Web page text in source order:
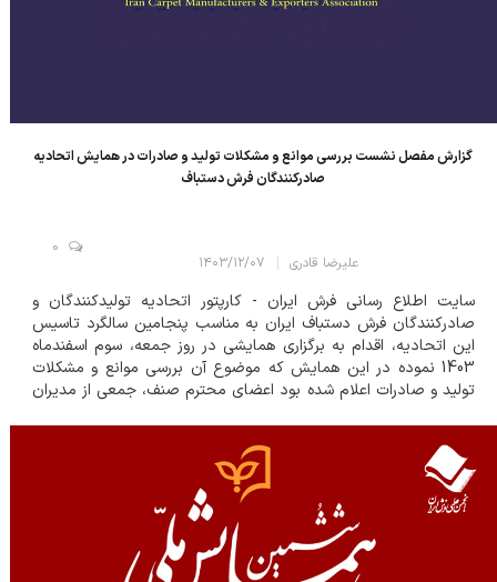
گزارش مفصل نشست بررسی موانع و مشکلات تولید و صادرات در همایش اتحادیه
صادرکنندگان فرش دستباف
علیرضا قادری ۱۴۰۳/۱۲/۰۷
0
سایت اطلاع رسانی فرش ایران - کارپتور اتحادیه تولیدکنندگان و
صادرکنندگان فرش دستباف ایران به مناسب پنجامین سالگرد تاسیس
این اتحادیه، اقدام به برگزاری همایشی در روز جمعه، سوم اسفندماه
1403 نموده در این همایش که موضوع آن بررسی موانع و مشکلات
تولید و صادرات اعلام شده بود اعضای محترم صنف، جمعی از مدیران